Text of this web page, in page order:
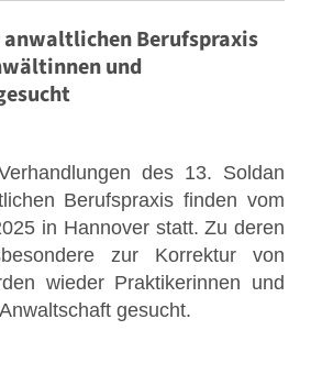
anwaltlichen Berufspraxis
und
des 13. Soldan
Berufspraxis finden vom
in Hannover statt. Zu deren
zur Korrektur von
wieder Praktikerinnen und
gesucht.